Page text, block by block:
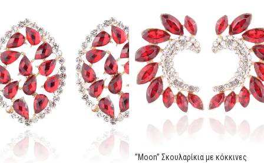
”Moon” Σκουλαρίκια με κόκκινες